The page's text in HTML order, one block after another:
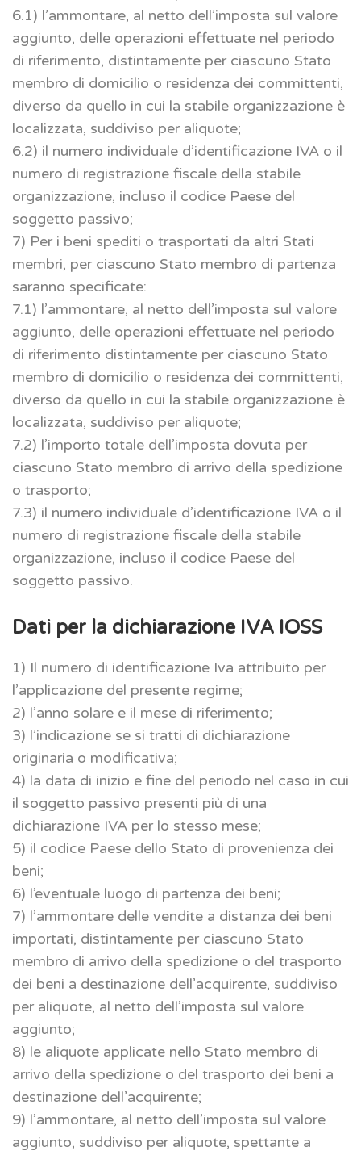
6.1) l’ammontare, al netto dell’imposta sul valore
aggiunto, delle operazioni effettuate nel periodo
di riferimento, distintamente per ciascuno Stato
membro di domicilio o residenza dei committenti,
diverso da quello in cui la stabile organizzazione è
localizzata, suddiviso per aliquote;
6.2) il numero individuale d’identificazione IVA o il
numero di registrazione fiscale della stabile
organizzazione, incluso il codice Paese del
soggetto passivo;
7) Per i beni spediti o trasportati da altri Stati
membri, per ciascuno Stato membro di partenza
saranno specificate:
7.1) l’ammontare, al netto dell’imposta sul valore
aggiunto, delle operazioni effettuate nel periodo
di riferimento distintamente per ciascuno Stato
membro di domicilio o residenza dei committenti,
diverso da quello in cui la stabile organizzazione è
localizzata, suddiviso per aliquote;
7.2) l’importo totale dell’imposta dovuta per
ciascuno Stato membro di arrivo della spedizione
o trasporto;
7.3) il numero individuale d’identificazione IVA o il
numero di registrazione fiscale della stabile
organizzazione, incluso il codice Paese del
soggetto passivo.
Dati per la dichiarazione IVA IOSS
1) Il numero di identificazione Iva attribuito per
l’applicazione del presente regime;
2) l’anno solare e il mese di riferimento;
3) l’indicazione se si tratti di dichiarazione
originaria o modificativa;
4) la data di inizio e fine del periodo nel caso in cui
il soggetto passivo presenti più di una
dichiarazione IVA per lo stesso mese;
5) il codice Paese dello Stato di provenienza dei
beni;
6) l’eventuale luogo di partenza dei beni;
7) l’ammontare delle vendite a distanza dei beni
importati, distintamente per ciascuno Stato
membro di arrivo della spedizione o del trasporto
dei beni a destinazione dell’acquirente, suddiviso
per aliquote, al netto dell’imposta sul valore
aggiunto;
8) le aliquote applicate nello Stato membro di
arrivo della spedizione o del trasporto dei beni a
destinazione dell’acquirente;
9) l’ammontare, al netto dell’imposta sul valore
aggiunto, suddiviso per aliquote, spettante a